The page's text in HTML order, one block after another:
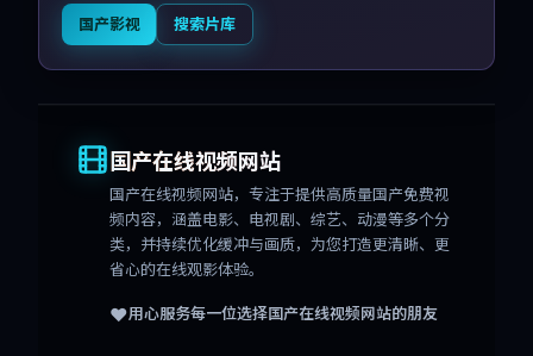
国产影视 搜索片库
国产在线视频网站
国产在线视频网站，专注于提供高质量国产免费视
频内容，涵盖电影、电视剧、综艺、动漫等多个分
类，并持续优化缓冲与画质，为您打造更清晰、更
省心的在线观影体验。
❤️用心服务每一位选择国产在线视频网站的朋友